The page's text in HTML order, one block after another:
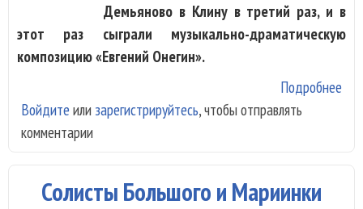
Демьяново в Клину в третий раз, и в
этот раз сыграли музыкально-драматическую
композицию «Евгений Онегин».
Подробнее
Войдите или зарегистрируйтесь, чтобы отправлять
комментарии
Солисты Большого и Мариинки